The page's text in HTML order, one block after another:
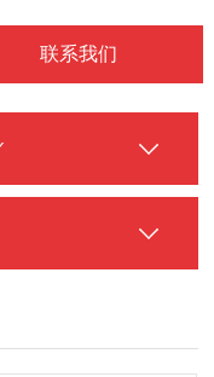
联系我们